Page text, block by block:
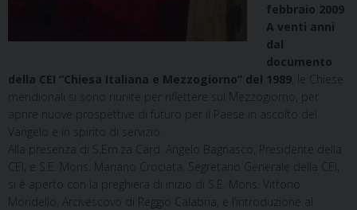
febbraio 2009
A venti anni
dal
documento
della CEI “Chiesa Italiana e Mezzogiorno” del 1989 , le Chiese
meridionali si sono riunite per riflettere sul Mezzogiorno, per
aprire nuove prospettive di futuro per il Paese in ascolto del
Vangelo e in spirito di servizio.
Alla presenza di S.Em.za Card. Angelo Bagnasco, Presidente della
CEI, e S.E. Mons. Mariano Crociata, Segretario Generale della CEI,
si è aperto con la preghiera di inizio di S.E. Mons. Vittorio
Mondello, Arcivescovo di Reggio Calabria, e l’introduzione al